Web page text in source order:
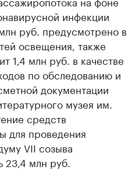
инфекции
руб. предусмотрено в
освещения, также
1,4 млн руб. в качестве
по обследованию и
документации
музея им.
средств
для проведения
VII cозыва
23,4 млн руб.